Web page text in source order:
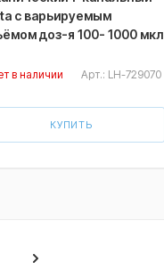
с варьируемым
доз-я 100- 1000 мкл
в наличии Арт.: LH-729070
КУПИТЬ